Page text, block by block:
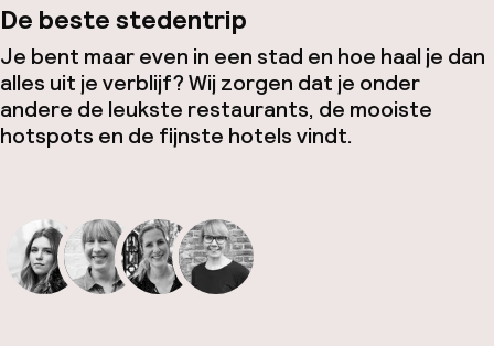
De beste stedentrip
Je bent maar even in een stad en hoe haal je dan
alles uit je verblijf? Wij zorgen dat je onder
andere de leukste restaurants, de mooiste
hotspots en de fijnste hotels vindt.